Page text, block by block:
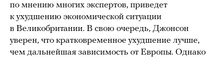
по мнению многих экспертов, приведет
к ухудшению экономической ситуации
в Великобритании. В свою очередь, Джонсон
уверен, что кратковременное ухудшение лучше,
чем дальнейшая зависимость от Европы. Однако